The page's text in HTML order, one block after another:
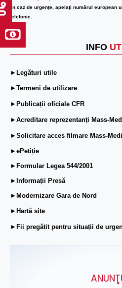
În caz de urgenţe, apelaţi numărul european
telefonie.
INFO
►Legături utile
►Termeni de utilizare
►Publicații oficiale CFR
►Acreditare reprezentanți Mass-
►Solicitare acces filmare Mass-
►ePetiție
►Formular Legea 544/2001
►Informații Presă
►Modernizare Gara de Nord
►Hartă site
►Fii pregătit pentru situații de